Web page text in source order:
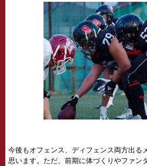
今後もオフェンス、ディフェンス両方出る
思います。ただ、前期に体づくりやファン